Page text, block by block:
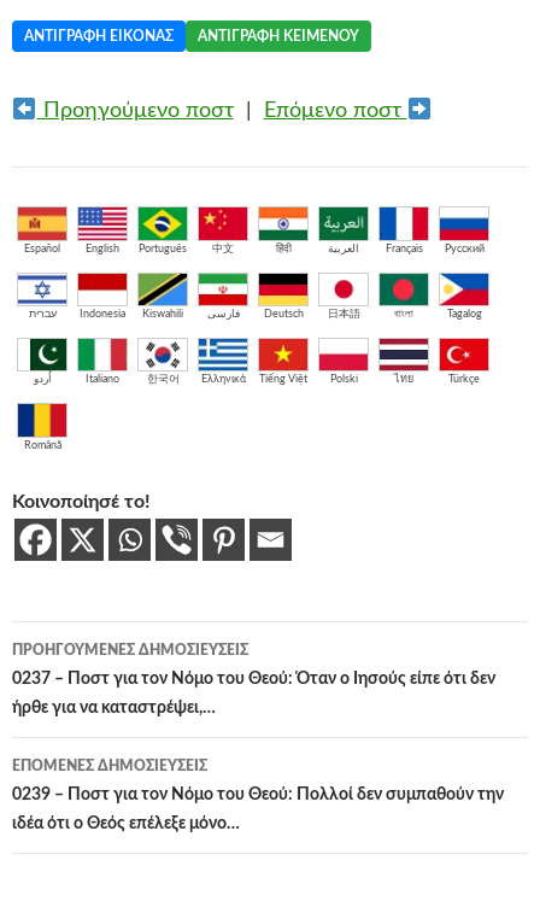
ΑΝΤΙΓΡΑΦΉ ΕΙΚΌΝΑΣ ΑΝΤΙΓΡΑΦΉ ΚΕΙΜΈΝΟΥ
Προηγούμενο ποστ| Επόμενο ποστ
Español English Português 中文 हिंदी العربية Français Русский
עברית Indonesia Kiswahili فارسی Deutsch 日本語 বাংলা Tagalog
اُردو Italiano 한국어 Ελληνικά Tiếng Việt Polski ไทย Türkçe
Română
Κοινοποίησέ το!
Πλοήγηση
άρθρων
ΠΡΟΗΓΟΎΜΕΝΕΣ ΔΗΜΟΣΙΕΎΣΕΙΣ
0237 – Ποστ για τον Νόμο του Θεού: Όταν ο Ιησούς είπε ότι δεν
ήρθε για να καταστρέψει,…
ΕΠΌΜΕΝΕΣ ΔΗΜΟΣΙΕΎΣΕΙΣ
0239 – Ποστ για τον Νόμο του Θεού: Πολλοί δεν συμπαθούν την
ιδέα ότι ο Θεός επέλεξε μόνο…